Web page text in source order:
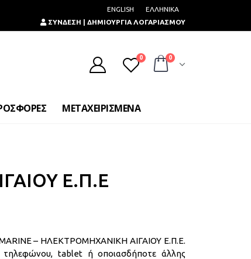
ENGLISH
ΕΛΛΗΝΙΚΑ
ΣΥΝΔΕΣΗ | ΔΗΜΙΟΥΡΓΙΑ ΛΟΓΑΡΙΑΣΜΟΥ
0 0
ΜΕΤΑΧΕΙΡΙΣΜΕΝΑ
Ε.Π.Ε
MARINE – ΗΛΕΚΤΡΟΜΗΧΑΝΙΚΗ ΑΙΓΑΙΟΥ Ε.Π.Ε.
τηλεφώνου, tablet ή οποιασδήποτε άλλης